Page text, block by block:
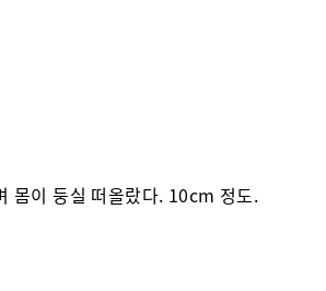
몸이 둥실 떠올랐다. 10cm 정도.